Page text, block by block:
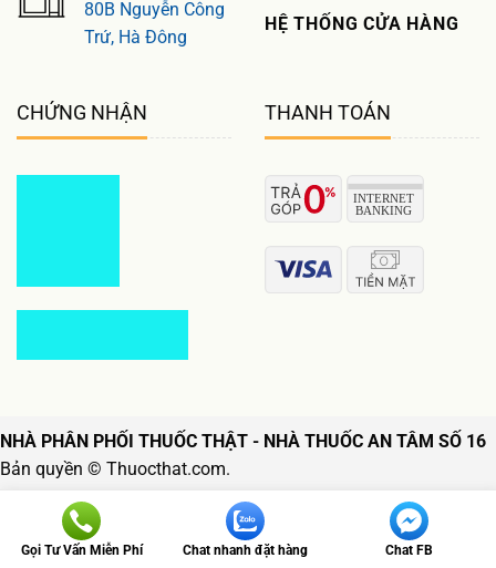
80B Nguyễn Công
Trứ, Hà Đông
HỆ THỐNG CỬA HÀNG
CHỨNG NHẬN THANH TOÁN
NHÀ PHÂN PHỐI THUỐC THẬT - NHÀ THUỐC AN TÂM SỐ 16
Bản quyền © Thuocthat.com.
Gọi Tư Vấn Miễn Phí Chat nhanh đặt hàng Chat FB